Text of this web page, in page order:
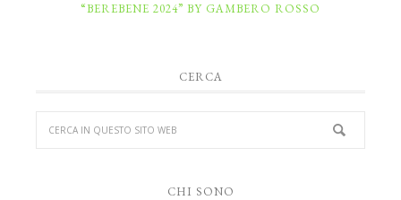
“BEREBENE 2024” BY GAMBERO ROSSO
CERCA
CHI SONO